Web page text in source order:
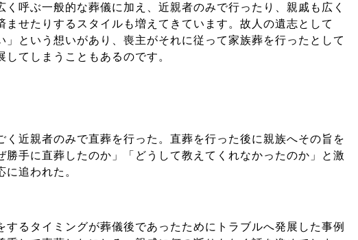
く呼ぶ一般的な葬儀に加え、近親者のみで行ったり、親戚も広く
ませたりするスタイルも増えてきています。故人の遺志として
」という想いがあり、喪主がそれに従って家族葬を行ったとして
してしまうこともあるのです。
く近親者のみで直葬を行った。直葬を行った後に親族へその旨を
勝手に直葬したのか」「どうして教えてくれなかったのか」と激
追われた。
するタイミングが葬儀後であったためにトラブルへ発展した事例